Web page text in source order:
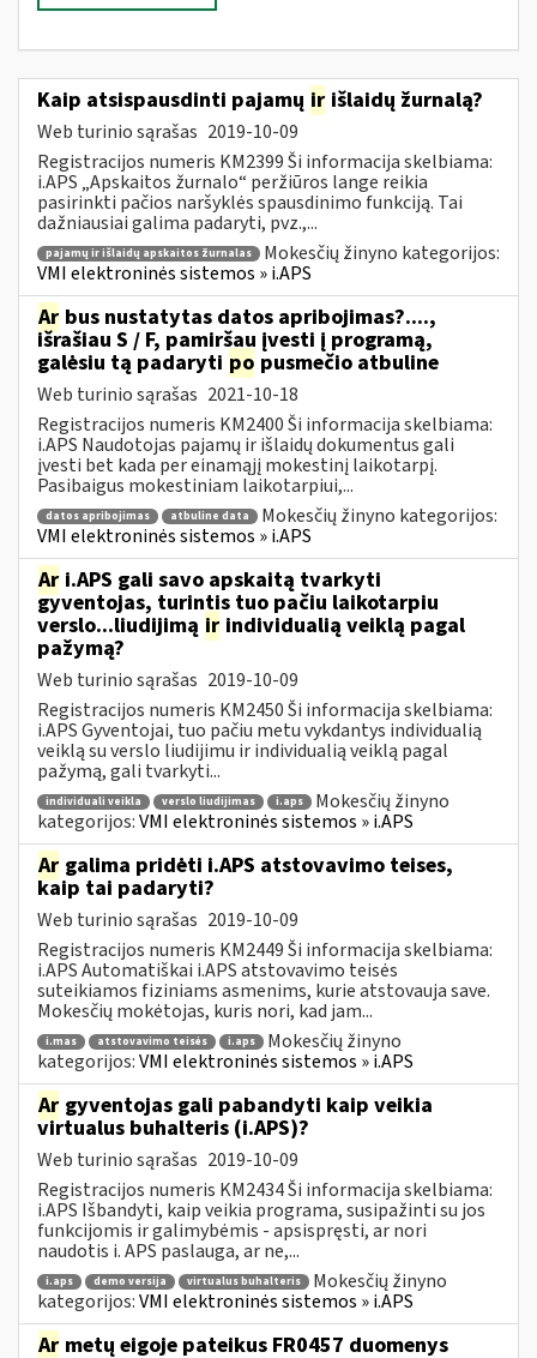
Kaip atsispausdinti pajamų ir išlaidų žurnalą?
Web turinio sąrašas 2019-10-09
Registracijos numeris KM2399 Ši informacija skelbiama:
i.APS „Apskaitos žurnalo“ peržiūros lange reikia
pasirinkti pačios naršyklės spausdinimo funkciją. Tai
dažniausiai galima padaryti, pvz.,...
pajamų ir išlaidų apskaitos žurnalas
Mokesčių žinyno kategorijos:
VMI elektroninės sistemos » i.APS
Ar bus nustatytas datos apribojimas?....,
išrašiau S / F, pamiršau įvesti į programą,
galėsiu tą padaryti po pusmečio atbuline
Web turinio sąrašas 2021-10-18
Registracijos numeris KM2400 Ši informacija skelbiama:
i.APS Naudotojas pajamų ir išlaidų dokumentus gali
įvesti bet kada per einamąjį mokestinį laikotarpį.
Pasibaigus mokestiniam laikotarpiui,...
datos apribojimas atbuline data
Mokesčių žinyno kategorijos:
VMI elektroninės sistemos » i.APS
Ar i.APS gali savo apskaitą tvarkyti
gyventojas, turintis tuo pačiu laikotarpiu
verslo...liudijimą ir individualią veiklą pagal
pažymą?
Web turinio sąrašas 2019-10-09
Registracijos numeris KM2450 Ši informacija skelbiama:
i.APS Gyventojai, tuo pačiu metu vykdantys individualią
veiklą su verslo liudijimu ir individualią veiklą pagal
pažymą, gali tvarkyti...
individuali veikla verslo liudijimas i.aps
Mokesčių žinyno
kategorijos:VMI elektroninės sistemos » i.APS
Ar galima pridėti i.APS atstovavimo teises,
kaip tai padaryti?
Web turinio sąrašas 2019-10-09
Registracijos numeris KM2449 Ši informacija skelbiama:
i.APS Automatiškai i.APS atstovavimo teisės
suteikiamos fiziniams asmenims, kurie atstovauja save.
Mokesčių mokėtojas, kuris nori, kad jam...
i.mas atstovavimo teisės i.aps
Mokesčių žinyno
kategorijos:VMI elektroninės sistemos » i.APS
Ar gyventojas gali pabandyti kaip veikia
virtualus buhalteris (i.APS)?
Web turinio sąrašas 2019-10-09
Registracijos numeris KM2434 Ši informacija skelbiama:
i.APS Išbandyti, kaip veikia programa, susipažinti su jos
funkcijomis ir galimybėmis - apsispręsti, ar nori
naudotis i. APS paslauga, ar ne,...
i.aps demo versija virtualus buhalteris
Mokesčių žinyno
kategorijos:VMI elektroninės sistemos » i.APS
Ar metų eigoje pateikus FR0457 duomenys